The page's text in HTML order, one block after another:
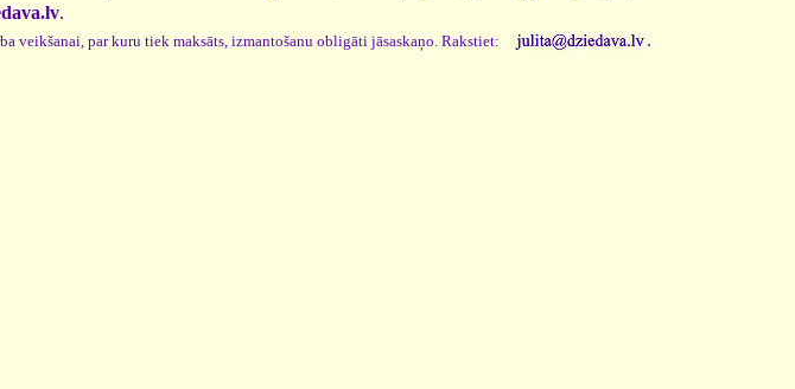
.
veikšanai, par kuru tiek maksāts, izmantošanu obligāti jāsaskaņo. Rakstiet: .